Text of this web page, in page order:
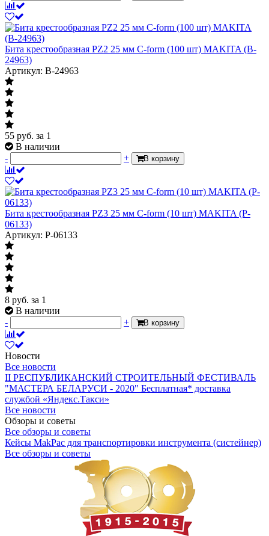
Бита крестообразная PZ2 25 мм C-form (100 шт) MAKITA (B-
24963)
Артикул: B-24963
55 руб. за 1
В наличии
-
+ В корзину
Бита крестообразная PZ3 25 мм C-form (10 шт) MAKITA (P-
06133)
Артикул: P-06133
8 руб. за 1
В наличии
-
+ В корзину
Новости
Все новости
II РЕСПУБЛИКАНСКИЙ СТРОИТЕЛЬНЫЙ ФЕСТИВАЛЬ
"МАСТЕРА БЕЛАРУСИ - 2020" Бесплатная* доставка
службой «Яндекс.Такси»
Все новости
Обзоры и советы
Все обзоры и советы
Кейсы MakPac для транспортировки инструмента (систейнер)
Все обзоры и советы